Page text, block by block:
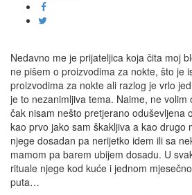
Nedavno me je prijateljica koja čita moj
ne pišem o proizvodima za nokte, što je
proizvodima za nokte ali razlog je vrlo
je to nezanimljiva tema. Naime, ne
čak nisam nešto pretjerano oduševljena
kao prvo jako sam škakljiva a kao drugo
njege dosadan pa nerijetko idem ili sa
mamom pa barem ubijem dosadu. U
rituale njege kod kuće i jednom
puta…